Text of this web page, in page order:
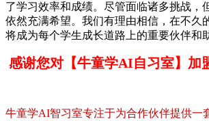
了学习效率和成绩。尽管面临诸多挑战，
依然充满希望。我们有理由相信，在不久
将成为每个学生成长道路上的重要伙伴和
感谢您对【牛童学AI自习室】加
牛童学AI智习室专注于为合作伙伴提供一